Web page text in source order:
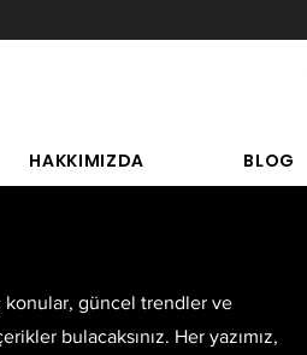
HAKKIMIZDA BLOG
konular, güncel trendler ve
bulacaksınız. Her yazımız,